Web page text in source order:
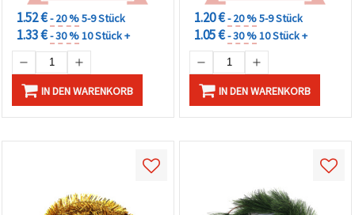
1.52 €- 20 %5-9 Stück
1.33 €- 30 %10 Stück +
IN DEN WARENKORB
1.20 €- 20 %5-9 Stück
1.05 €- 30 %10 Stück +
IN DEN WARENKORB